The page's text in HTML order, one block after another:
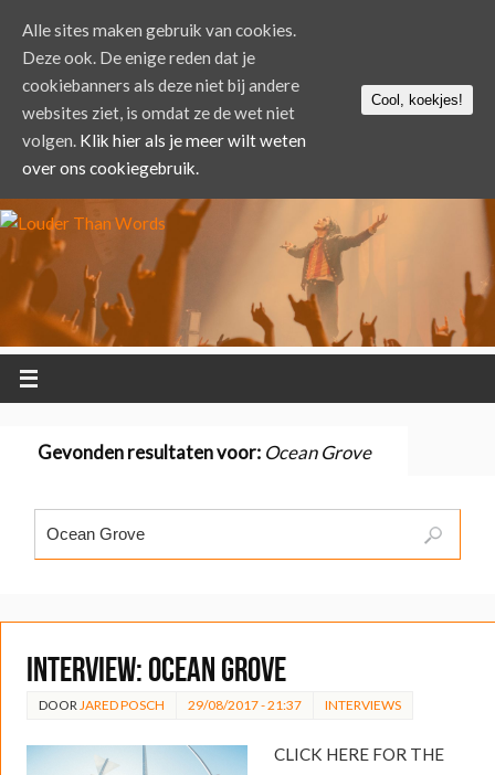
Gevonden resultaten voor: Ocean Grove
INTERVIEW: Ocean Grove
DOOR JARED POSCH 29/08/2017 - 21:37 INTERVIEWS
CLICK HERE FOR THE
Alle sites maken gebruik van cookies.
Deze ook. De enige reden dat je
cookiebanners als deze niet bij andere
websites ziet, is omdat ze de wet niet
volgen. Klik hier als je meer wilt weten
over ons cookiegebruik.
Cool, koekjes!